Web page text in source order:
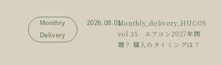
Monthry
Delivery
2026.08.01Monthly_delivery_HUCOS
vol.35 エアコン2027年問
題？ 購入のタイミングは？